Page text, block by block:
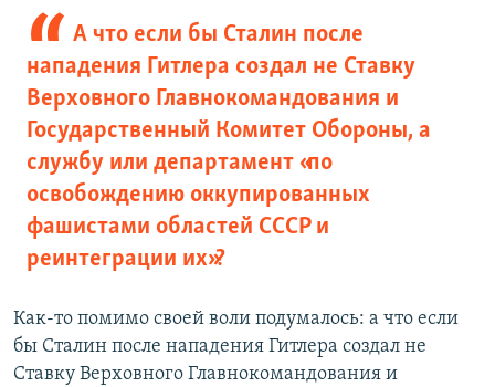
А что если бы Сталин после
нападения Гитлера создал не Ставку
Верховного Главнокомандования и
Государственный Комитет Обороны, а
службу или департамент «по
освобождению оккупированных
фашистами областей СССР и
реинтеграции их»?
Как-то помимо своей воли подумалось: а что если
бы Сталин после нападения Гитлера создал не
Ставку Верховного Главнокомандования и